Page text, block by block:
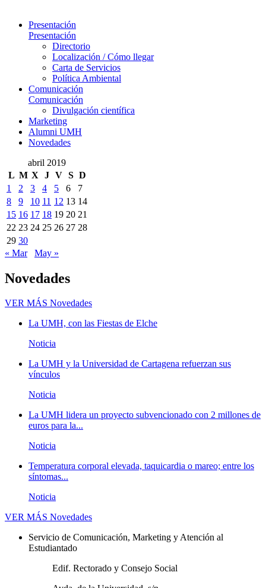
Presentación
Presentación
Directorio
Localización / Cómo llegar
Carta de Servicios
Política Ambiental
Comunicación
Comunicación
Divulgación científica
Marketing
Alumni UMH
Novedades
abril 2019
L M X J V S D
1
2 3 4 5 6
7
8
9 10 11 12 13 14
15 16 17 18 19 20 21
22 23 24 25 26 27 28
29 30
« Mar
May »
Novedades
VER MÁS Novedades
La UMH, con las Fiestas de Elche
Noticia
La UMH y la Universidad de Cartagena refuerzan sus
vínculos
Noticia
La UMH lidera un proyecto subvencionado con 2 millones de
euros para la...
Noticia
Temperatura corporal elevada, taquicardia o mareo; entre los
síntomas...
Noticia
VER MÁS Novedades
Servicio de Comunicación, Marketing y Atención al
Estudiantado
Edif. Rectorado y Consejo Social